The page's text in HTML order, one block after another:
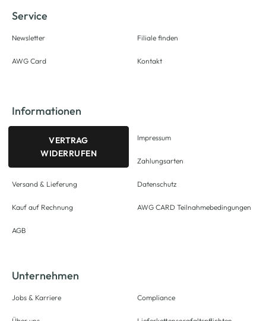
Service
Newsletter
AWG Card
Filiale finden
Kontakt
Informationen
VERTRAG
WIDERRUFEN
Versand & Lieferung
Kauf auf Rechnung
AGB
Impressum
Zahlungsarten
Datenschutz
AWG CARD Teilnahmebedingungen
Unternehmen
Jobs & Karriere Compliance